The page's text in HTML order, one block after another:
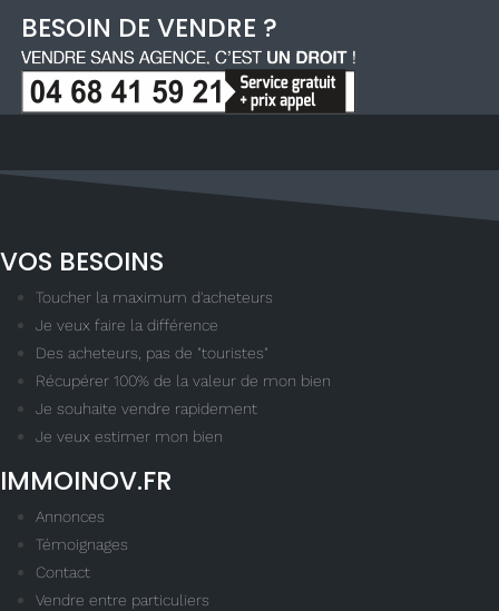
BESOIN DE VENDRE ?
VOS BESOINS
Toucher la maximum d'acheteurs
Je veux faire la différence
Des acheteurs, pas de "touristes"
Récupérer 100% de la valeur de mon bien
Je souhaite vendre rapidement
Je veux estimer mon bien
IMMOINOV.FR
Annonces
Témoignages
Contact
Vendre entre particuliers